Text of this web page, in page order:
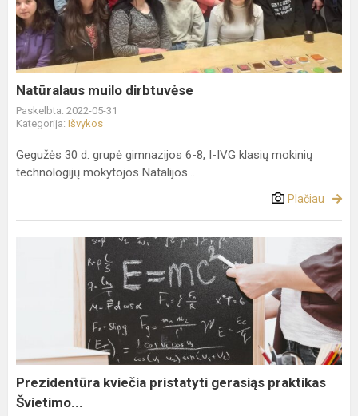
Natūralaus muilo dirbtuvėse
Paskelbta: 2022-05-31
Kategorija: Išvykos
Gegužės 30 d. grupė gimnazijos 6-8, I-IVG klasių mokinių
technologijų mokytojos Natalijos...
Plačiau
Prezidentūra kviečia pristatyti gerasiąs praktikas
Švietimo...